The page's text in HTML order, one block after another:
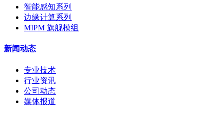
智能感知系列
边缘计算系列
MIPM 旗舰模组
新闻动态
专业技术
行业资讯
公司动态
媒体报道